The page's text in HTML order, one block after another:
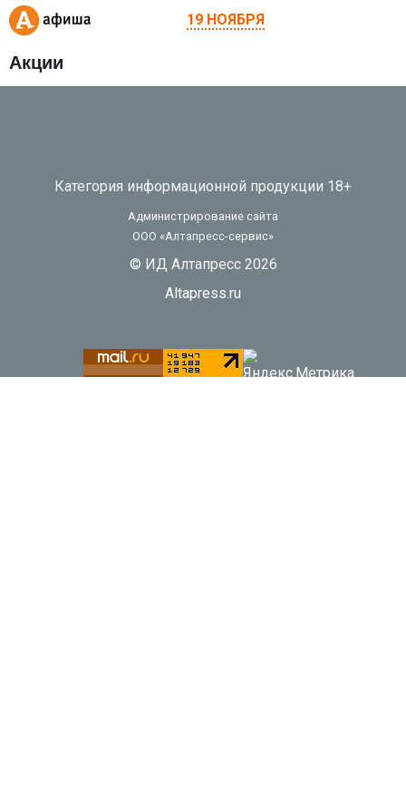
19 НОЯБРЯ
Акции
Категория информационной продукции 18+
Администрирование сайта
ООО «Алтапресс-сервис»
© ИД Алтапресс 2026
Altapress.ru